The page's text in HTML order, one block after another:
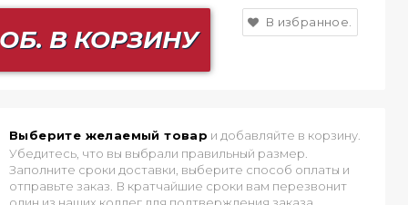
В КОРЗИНУ
В избранное.
Выберите желаемый товар и добавляйте в корзину.
Убедитесь, что вы выбрали правильный размер.
Заполните сроки доставки, выберите способ оплаты и
отправьте заказ. В кратчайшие сроки вам перезвонит